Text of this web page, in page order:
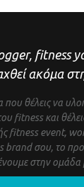
fitness
ακόμα
που θέλεις να
fitness και
fitness event,
brand σου, το
στην ομάδα